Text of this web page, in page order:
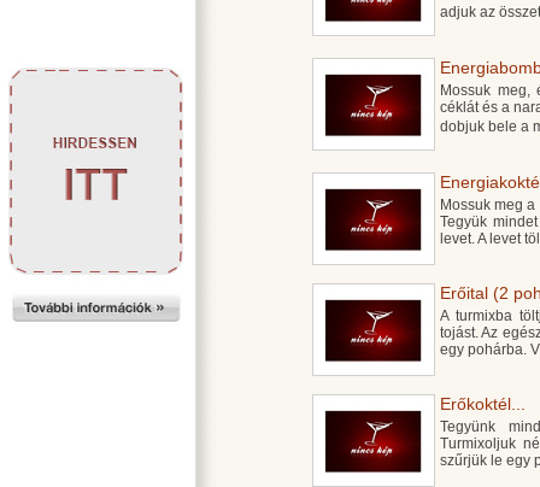
adjuk az
Mossuk meg,
céklát és a
dobjuk bele a
Mossuk meg
Tegyük
levet. A levet
Erőital (2
A turmixba
tojást. Az
egy pohárba.
Erőkoktél...
Tegyünk
Turmixoljuk
szűrjük le egy